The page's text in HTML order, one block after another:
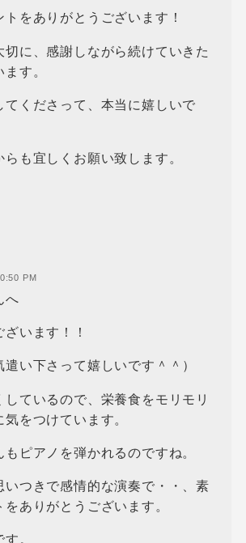
をありがとうございます！
切に、感謝しながら続けていきた
す。
てくださって、本当に嬉しいで
らも宜しくお願い致します。
PM
へ
います！！
い下さって嬉しいです＾＾）
しているので、栄養食をモリモリ
をつけています。
ピアノを弾かれるのですね。
いつきで感情的な演奏で・・、素
ありがとうございます。
。